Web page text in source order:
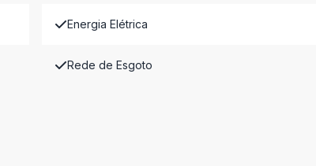
Energia Elétrica
Rede de Esgoto